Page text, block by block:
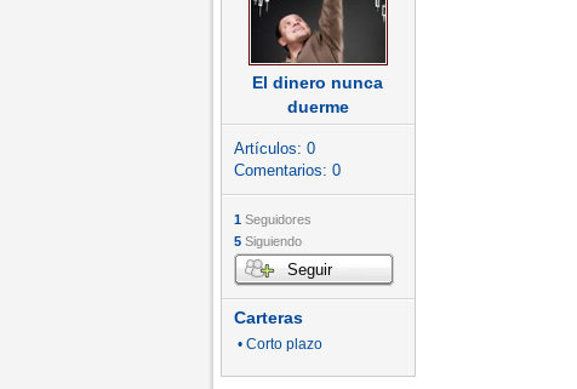
El dinero nunca
duerme
Artículos: 0
Comentarios: 0
1 Seguidores
5 Siguiendo
Seguir
Carteras
• Corto plazo